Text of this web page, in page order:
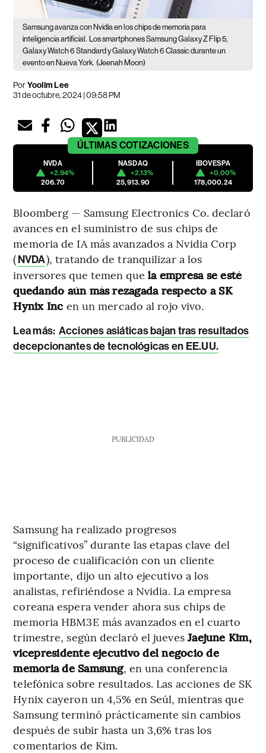
Samsung avanza con Nvidia en los chips de memoria para
inteligencia artificial.
Los smartphones Samsung Galaxy Z Flip 5,
Galaxy Watch 6 Standard y Galaxy Watch 6 Classic durante un
evento en Nueva York. (Jeenah Moon)
PorYoolim Lee
31 de octubre, 2024 | 09:58 PM
ÚLTIMAS COTIZACIONES
NVDA
+2.94%
206.70
NASDAQ
+2.13%
25,913.90
IBOVESPA
+0.00%
178,000.24
Bloomberg — Samsung Electronics Co. declaró
avances en el suministro de sus chips de
memoria de IA más avanzados a Nvidia Corp
(NVDA), tratando de tranquilizar a los
inversores que temen que la empresa se esté
quedando aún más rezagada respecto a SK
Hynix Inc en un mercado al rojo vivo.
Lea más: Acciones asiáticas bajan tras resultados
decepcionantes de tecnológicas en EE.UU.
PUBLICIDAD
Samsung ha realizado progresos
“significativos” durante las etapas clave del
proceso de cualificación con un cliente
importante, dijo un alto ejecutivo a los
analistas, refiriéndose a Nvidia. La empresa
coreana espera vender ahora sus chips de
memoria HBM3E más avanzados en el cuarto
trimestre, según declaró el juevesJaejune Kim,
vicepresidente ejecutivo del negocio de
memoria de Samsung, en una conferencia
telefónica sobre resultados. Las acciones de SK
Hynix cayeron un 4,5% en Seúl, mientras que
Samsung terminó prácticamente sin cambios
después de subir hasta un 3,6% tras los
comentarios de Kim.